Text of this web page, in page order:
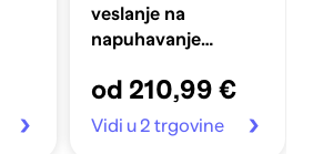
veslanje na
napuhavanje
plavi
od 210,99 €
Vidi u 2 trgovine